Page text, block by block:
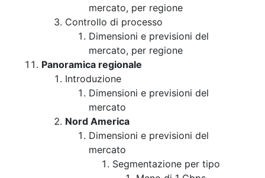
mercato, per regione
Controllo di processo
Dimensioni e previsioni del
mercato, per regione
Panoramica regionale
Introduzione
Dimensioni e previsioni del
mercato
Nord America
Dimensioni e previsioni del
mercato
Segmentazione per tipo